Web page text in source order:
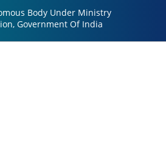
Body Under Ministry
Government Of India